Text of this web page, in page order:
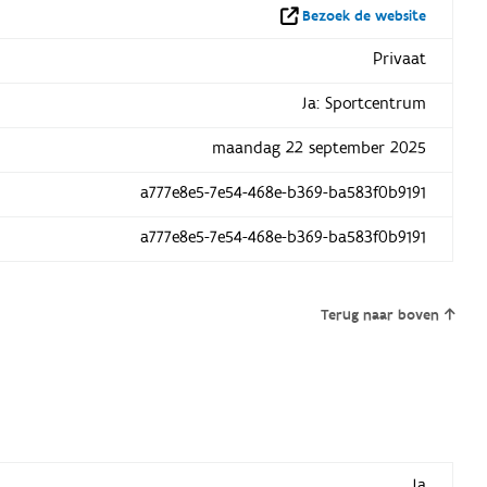
Bezoek de website
Privaat
Ja: Sportcentrum
maandag 22 september 2025
a777e8e5-7e54-468e-b369-ba583f0b9191
a777e8e5-7e54-468e-b369-ba583f0b9191
Terug naar boven